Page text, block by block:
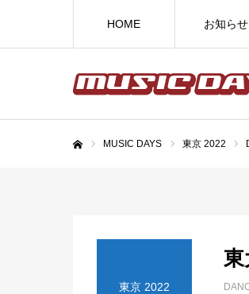
HOME お知らせ
MUSIC DAYS 東京 2022
東京 2022
東